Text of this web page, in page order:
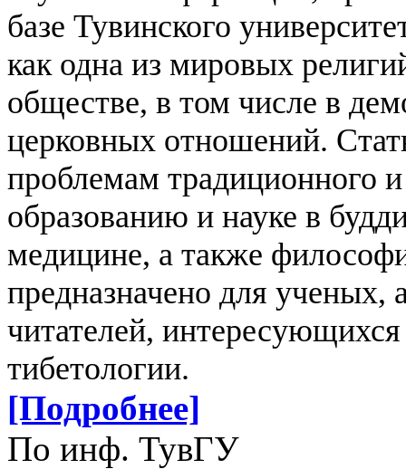
базе Тувинского
как одна из мировых
обществе, в том числе в
церковных отношений.
проблемам традиционного
образованию и науке в
медицине, а также
предназначено для ученых,
читателей,
тибетологии.
[Подробнее]
По инф. ТувГУ